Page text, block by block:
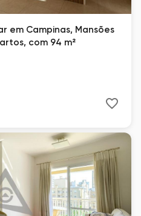
em Campinas, Mansões
com 94 m²